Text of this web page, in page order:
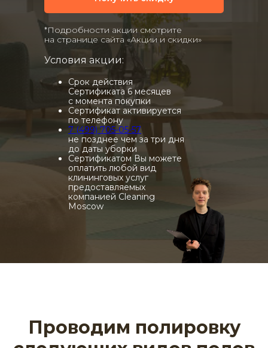
*Подробности акции смотрите
на странице сайта «Акции и скидки»
Условия акции:
Срок действия
Сертификата 6 месяцев
с момента покупки
Сертификат активируется
по телефону
7 (499) 705-05-57
не позднее чем за три дня
до даты уборки
Сертификатом Вы можете
оплатить любой вид
клининговых услуг
предоставляемых
компанией Cleaning
Moscow
Проводим полировку